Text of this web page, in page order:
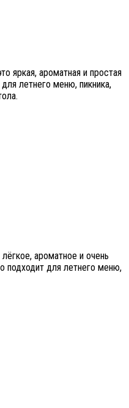
яркая, ароматная и простая
летнего меню, пикника,
ароматное и очень
подходит для летнего меню,